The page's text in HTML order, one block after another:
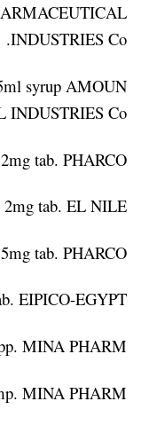
INDUSTRIES Co.
syrup AMOUN
Co.
tab. PHARCO
tab. EL NILE.
tab. PHARCO
EIPICO-EGYPT
MINA PHARM
MINA PHARM